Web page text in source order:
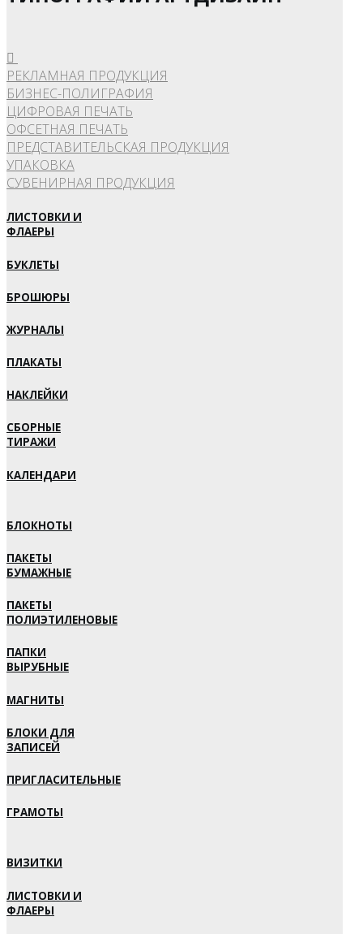
РЕКЛАМНАЯ ПРОДУКЦИЯ
БИЗНЕС-ПОЛИГРАФИЯ
ЦИФРОВАЯ ПЕЧАТЬ
ОФСЕТНАЯ ПЕЧАТЬ
ПРЕДСТАВИТЕЛЬСКАЯ ПРОДУКЦИЯ
УПАКОВКА
СУВЕНИРНАЯ ПРОДУКЦИЯ
ЛИСТОВКИ И
ФЛАЕРЫ
БУКЛЕТЫ
БРОШЮРЫ
ЖУРНАЛЫ
ПЛАКАТЫ
НАКЛЕЙКИ
СБОРНЫЕ
ТИРАЖИ
КАЛЕНДАРИ
БЛОКНОТЫ
ПАКЕТЫ
БУМАЖНЫЕ
ПАКЕТЫ
ПОЛИЭТИЛЕНОВЫЕ
ПАПКИ
ВЫРУБНЫЕ
МАГНИТЫ
БЛОКИ ДЛЯ
ЗАПИСЕЙ
ПРИГЛАСИТЕЛЬНЫЕ
ГРАМОТЫ
ВИЗИТКИ
ЛИСТОВКИ И
ФЛАЕРЫ